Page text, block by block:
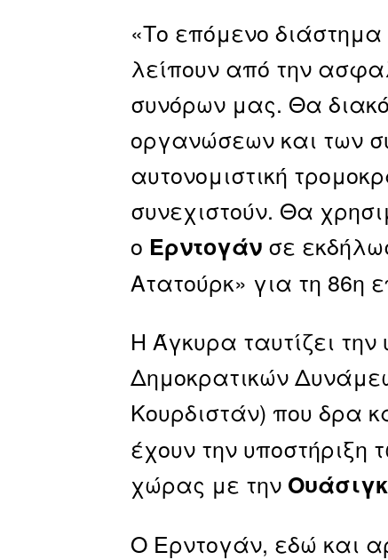
«Το επόμενο
λείπουν από την
συνόρων μας. Θα
οργανώσεων και των
αυτονομιστική
συνεχιστούν. Θα
ο Ερντογάν σε
Ατατούρκ» για τη
Η Άγκυρα ταυτίζει
Δημοκρατικών
Κουρδιστάν) που δρα
έχουν την υποστήριξη
χώρας με την
Ο Ερντογάν, εδώ και